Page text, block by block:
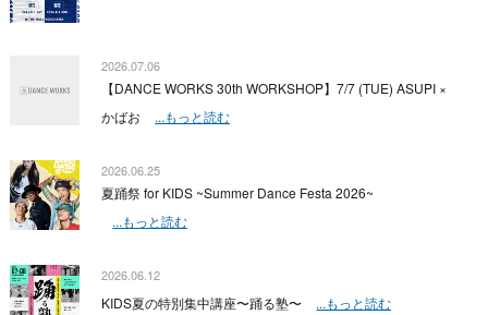
2026.07.06
【DANCE WORKS 30th WORKSHOP】7/7 (TUE) ASUPI ×
かばお
...もっと読む
2026.06.25
夏踊祭 for KIDS ~Summer Dance Festa 2026~
...もっと読む
2026.06.12
KIDS夏の特別集中講座〜踊る塾〜 ...もっと読む